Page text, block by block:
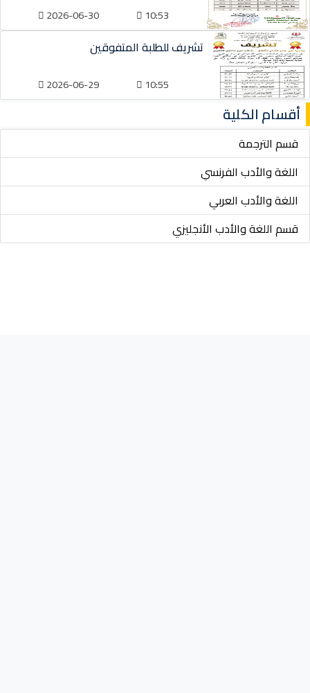
10:53
2026-06-30
تشريف للطلبة المتفوقين
10:55
2026-06-29
أقسام الكلية
قسم الترجمة
اللغة والأدب الفرنسي
اللغة والأدب العربي
قسم اللغة والأدب الأنجليزي